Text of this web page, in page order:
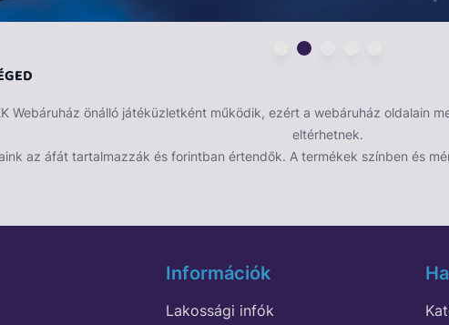
Webáruház önálló játéküzletként működik, ezért a webáruház oldalain
eltérhetnek.
az áfát tartalmazzák és forintban értendők. A termékek színben és
Információk
Lakossági infók